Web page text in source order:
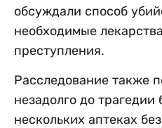
обсуждали способ
необходимые
преступления.
Расследование также
незадолго до
нескольких аптеках